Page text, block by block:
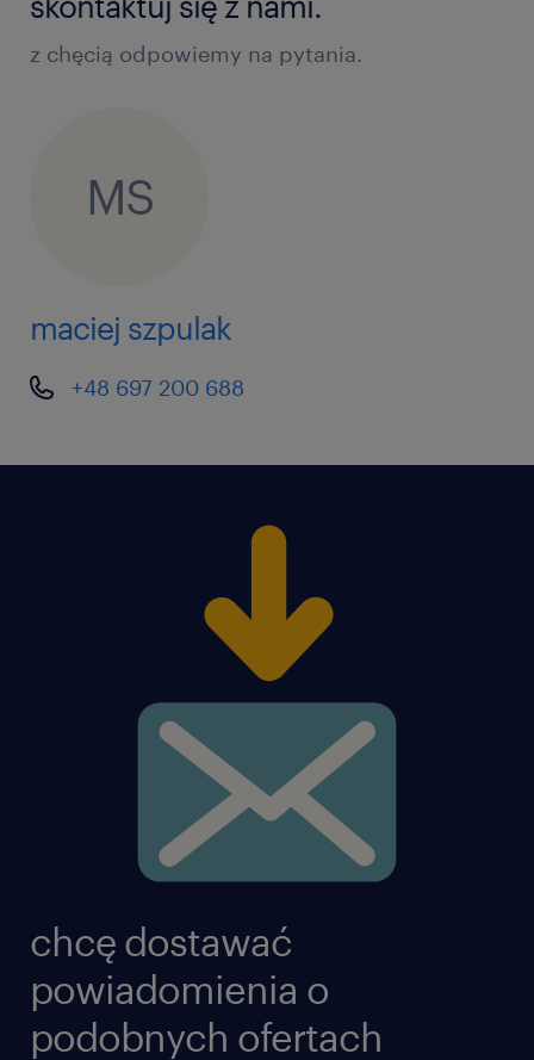
z chęcią odpowiemy na pytania.
MS
maciej szpulak
+48 697 200 688
chcę dostawać
powiadomienia o
podobnych ofertach